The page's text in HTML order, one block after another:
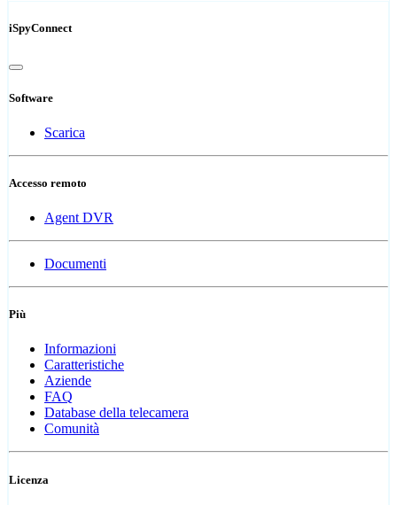
iSpyConnect
Software
Scarica
Accesso remoto
Agent DVR
Documenti
Più
Informazioni
Caratteristiche
Aziende
FAQ
Database della telecamera
Comunità
Licenza